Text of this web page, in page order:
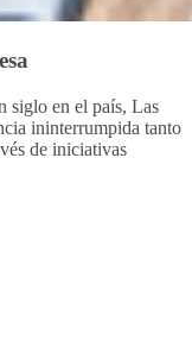
siglo en el país, Las
ininterrumpida tanto
de iniciativas